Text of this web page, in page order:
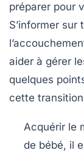
préparer pour
S’informer sur
aider à gérer
quelques
cette
Acquérir le
de bébé, il